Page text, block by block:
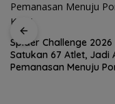
MaxOne Fun Bike 2026
Sukses Sedot Ratusan
Pesepeda